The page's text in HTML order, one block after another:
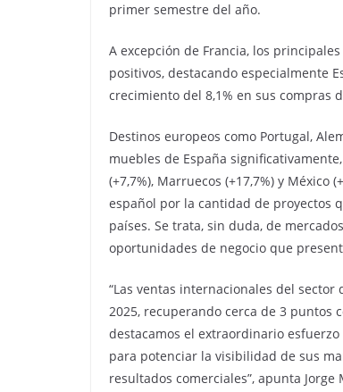
primer semestre del año.
A excepción de Francia, los
positivos, destacando especialmente
crecimiento del 8,1% en sus compras
Destinos europeos como Portugal,
muebles de España
(+7,7%), Marruecos (+17,7%) y
español por la cantidad de proyectos
países. Se trata, sin duda, de
oportunidades de negocio que
“Las ventas internacionales del
2025, recuperando cerca de 3 puntos
destacamos el extraordinario
para potenciar la visibilidad de sus
resultados comerciales”, apunta